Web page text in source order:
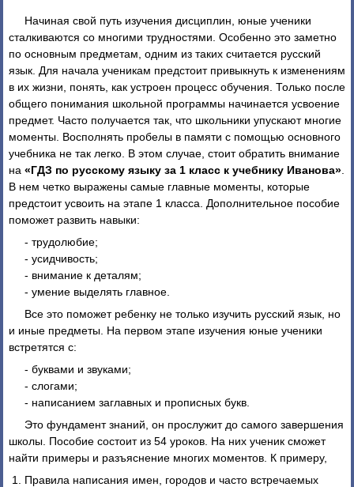
Начиная свой путь изучения дисциплин, юные ученики
сталкиваются со многими трудностями. Особенно это заметно
по основным предметам, одним из таких считается русский
язык. Для начала ученикам предстоит привыкнуть к изменениям
в их жизни, понять, как устроен процесс обучения. Только после
общего понимания школьной программы начинается усвоение
предмет. Часто получается так, что школьники упускают многие
моменты. Восполнять пробелы в памяти с помощью основного
учебника не так легко. В этом случае, стоит обратить внимание
на «ГДЗ по русскому языку за 1 класс к учебнику Иванова»
В нем четко выражены самые главные моменты, которые
предстоит усвоить на этапе 1 класса. Дополнительное пособие
поможет развить навыки:
- трудолюбие;
- усидчивость;
- внимание к деталям;
- умение выделять главное.
Все это поможет ребенку не только изучить русский язык, но
и иные предметы. На первом этапе изучения юные ученики
встретятся с:
- буквами и звуками;
- слогами;
- написанием заглавных и прописных букв.
Это фундамент знаний, он прослужит до самого завершения
школы. Пособие состоит из 54 уроков. На них ученик сможет
найти примеры и разъяснение многих моментов. К примеру,
Правила написания имен, городов и часто встречаемых